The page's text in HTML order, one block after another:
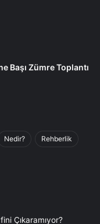
Başı Zümre Toplantı
Nedir? Rehberlik
Çıkaramıyor?